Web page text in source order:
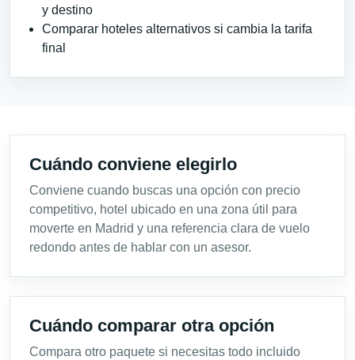
y destino
Comparar hoteles alternativos si cambia la tarifa
final
Cuándo conviene elegirlo
Conviene cuando buscas una opción con precio
competitivo, hotel ubicado en una zona útil para
moverte en Madrid y una referencia clara de vuelo
redondo antes de hablar con un asesor.
Cuándo comparar otra opción
Compara otro paquete si necesitas todo incluido